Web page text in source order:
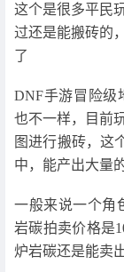
这个是很多平民
过还是能搬砖的
了
DNF手游冒险级
也不一样，目前
图进行搬砖，这
中，能产出大量
一般来说一个角
岩碳拍卖价格是
炉岩碳还是能卖